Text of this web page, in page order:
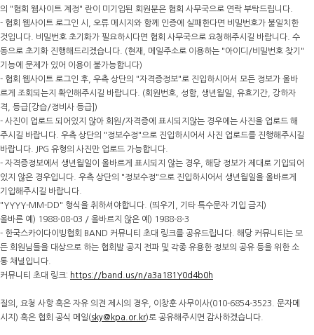
의 "협회 웹사이트 계정" 란이 미기입된 회원분은 협회 사무국으로 연락 부탁드립니다.
- 협회 웹사이트 로그인 시, 오류 메시지와 함께 인증에 실패한다면 비밀번호가 불일치한
것입니다. 비밀번호 초기화가 필요하시다면 협회 사무국으로 요청해주시길 바랍니다. 수
동으로 초기화 진행해드리겠습니다. (현재, 메일주소로 이용하는 "아이디/비밀번호 찾기"
기능에 문제가 있어 이용이 불가능합니다)
- 협회 웹사이트 로그인 후, 우측 상단의 "자격증정보"로 진입하시어서 모든 정보가 올바
르게 조회되는지 확인해주시길 바랍니다. (회원번호, 성함, 생년월일, 유효기간, 강하자
격, 등급[강습/정비사 등급])
- 사진이 업로드 되어있지 않아 회원/자격증에 표시되지않는 경우에는 사진을 업로드 해
주시길 바랍니다. 우측 상단의 "정보수정"으로 진입하시어서 사진 업로드를 진행해주시길
바랍니다. JPG 유형의 사진만 업로드 가능합니다.
- 자격증정보에서 생년월일이 올바르게 표시되지 않는 경우, 해당 정보가 제대로 기입되어
있지 않은 경우입니다. 우측 상단의 "정보수정"으로 진입하시어서 생년월일을 올바르게
기입해주시길 바랍니다.
"YYYY-MM-DD" 형식을 취하셔야합니다. (띄우기, 기타 특수문자 기입 금지)
올바른 예) 1988-08-03 / 올바르지 않은 예) 1988-8-3
- 한국스카이다이빙협회 BAND 커뮤니티 초대 링크를 공유드립니다. 해당 커뮤니티는 모
든 회원님들을 대상으로 하는 협회발 공지 전파 및 각종 유용한 정보의 공유 등을 위한 소
통 채널입니다.
커뮤니티 초대 링크: https://band.us/n/a3a181Y0d4b0h
질의, 요청 사항 혹은 자유 의견 제시의 경우, 이창훈 사무이사(010-6854-3523. 문자메
시지) 혹은 협회 공식 메일(sky@kpa.or.kr)로 공유해주시면 감사하겠습니다.